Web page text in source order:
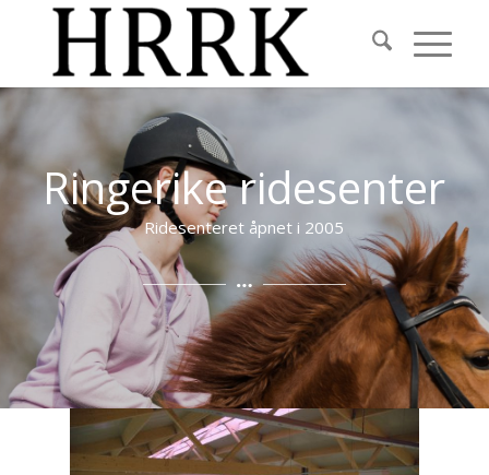
Ringerike ridesenter
Ridesenteret åpnet i 2005